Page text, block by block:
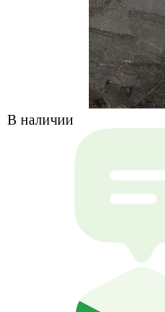
В наличии